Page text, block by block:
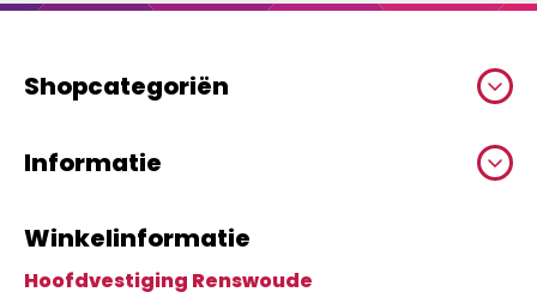
Shopcategoriën
Informatie
Winkelinformatie
Hoofdvestiging Renswoude